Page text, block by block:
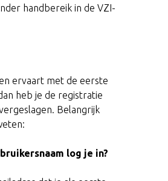
handbereik in de VZI-
ervaart met de eerste
heb je de registratie
Belangrijk
log je in?